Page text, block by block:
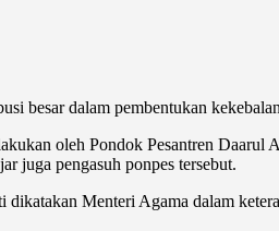
besar dalam pembentukan
oleh Pondok Pesantren Daarul
juga pengasuh ponpes tersebut.
dikatakan Menteri Agama dalam